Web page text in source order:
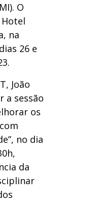
O
na
26 e
João
a sessão
os
no dia
da